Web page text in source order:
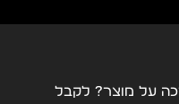
על מוצר? לקבל